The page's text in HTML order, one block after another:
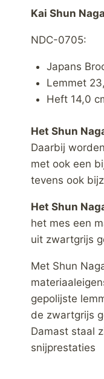
Kai Shun
NDC-0705:
Japans
Lemmet
Heft 14,0
Het Shun
Daarbij
met ook een
tevens ook
Het Shun
het mes een
uit zwartgrijs
Met Shun
gepolijste
de zwartgrijs
Damast staal
snijprestaties